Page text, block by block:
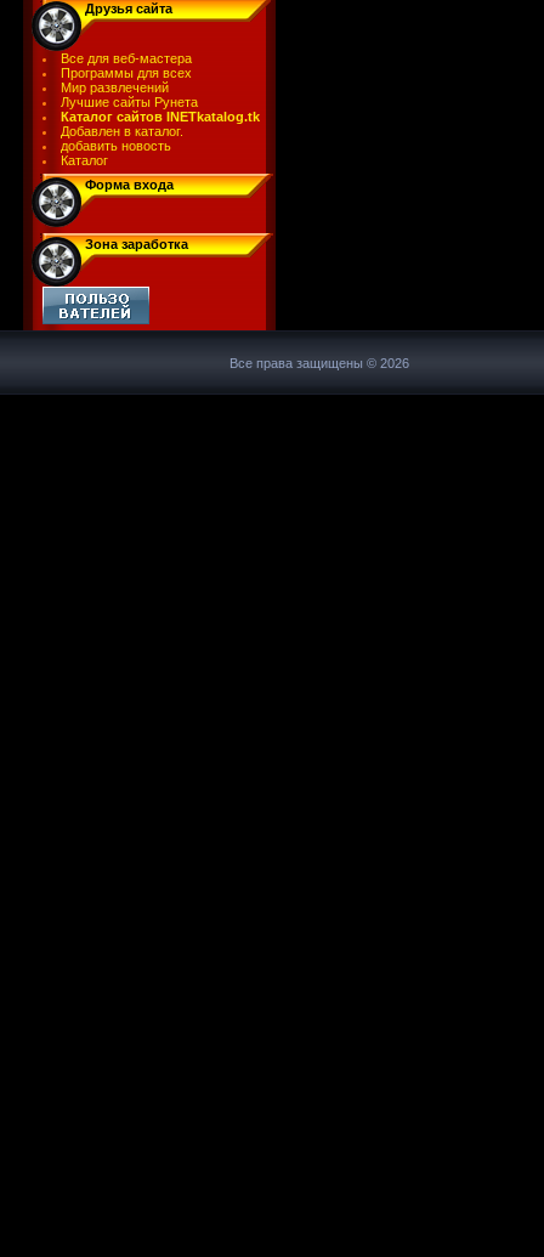
Друзья сайта
Все для веб-мастера
Программы для всех
Мир развлечений
Лучшие сайты Рунета
Каталог сайтов INETkatalog.tk
Добавлен в каталог.
добавить новость
Каталог
Форма входа
Зона заработка
Все права защищены © 2026